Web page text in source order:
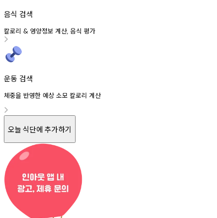
음식 검색
칼로리 & 영양정보 계산, 음식 평가
운동 검색
체중을 반영한 예상 소모 칼로리 계산
오늘 식단에 추가하기